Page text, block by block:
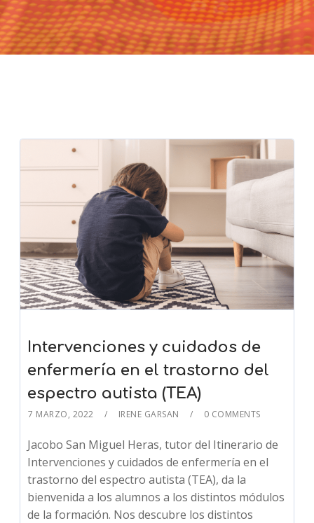
Intervenciones y cuidados de
enfermería en el trastorno del
espectro autista (TEA)
7 MARZO, 2022 IRENE GARSAN 0 COMMENTS
Jacobo San Miguel Heras, tutor del Itinerario de
Intervenciones y cuidados de enfermería en el
trastorno del espectro autista (TEA), da la
bienvenida a los alumnos a los distintos módulos
de la formación. Nos descubre los distintos